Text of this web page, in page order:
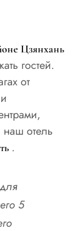
Цзянхань
гостей.
от
и
наш отель
.
5